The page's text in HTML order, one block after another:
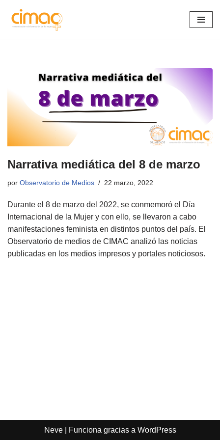
Saltar
Narrativa mediática del 8 de marzo
por Observatorio de Medios 22 marzo, 2022
Durante el 8 de marzo del 2022, se conmemoró el Día
Internacional de la Mujer y con ello, se llevaron a cabo
manifestaciones feminista en distintos puntos del país. El
Observatorio de medios de CIMAC analizó las noticias
publicadas en los medios impresos y portales noticiosos.
Neve| Funciona gracias a WordPress